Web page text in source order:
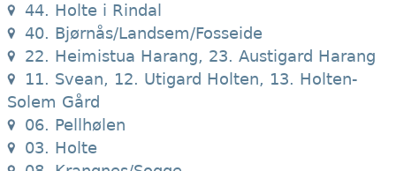
44. Holte i Rindal
40. Bjørnås/Landsem/Fosseide
22. Heimistua Harang, 23. Austigard Harang
11. Svean, 12. Utigard Holten, 13. Holten-
Solem Gård
06. Pellhølen
03. Holte